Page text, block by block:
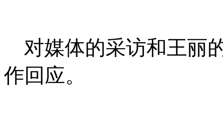
对媒体的采访和王丽
作回应。